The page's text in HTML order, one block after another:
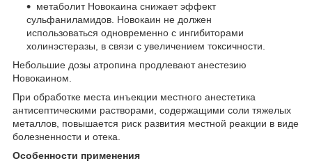
метаболит Новокаина снижает эффект
сульфаниламидов. Новокаин не должен
использоваться одновременно с ингибиторами
холинэстеразы, в связи с увеличением токсичности.
Небольшие дозы атропина продлевают анестезию
Новокаином.
При обработке места инъекции местного анестетика
антисептическими растворами, содержащими соли тяжелых
металлов, повышается риск развития местной реакции в виде
болезненности и отека.
Особенности применения